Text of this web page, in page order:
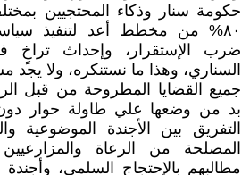
حكومة سنار وذكاء المحتجيين
٨٠% من مخطط أعد لتنفيذ
ضرب الإستقرار، وإحداث تراخٍ
السناري، وهذا ما نستنكره، ولا يجد
جميع القضايا المطروحة من قبل
بد من وضعها علي طاولة حوار
التفريق بين الأجندة الموضوعية
المصلحة من الرعاة
مطالبهم بالإحتجاج السلمي، وأجندة